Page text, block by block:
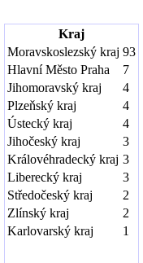
Kraj
Moravskoslezský kraj 93
Hlavní Město Praha
7
Jihomoravský kraj
4
Plzeňský kraj
4
Ústecký kraj
4
Jihočeský kraj
3
Královéhradecký kraj 3
Liberecký kraj
3
Středočeský kraj
2
Zlínský kraj
2
Karlovarský kraj
1